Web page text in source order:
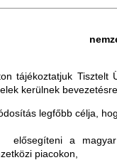
tájékoztatjuk Tisztelt
kerülnek
legfőbb célja,
a magyar
piacokon,